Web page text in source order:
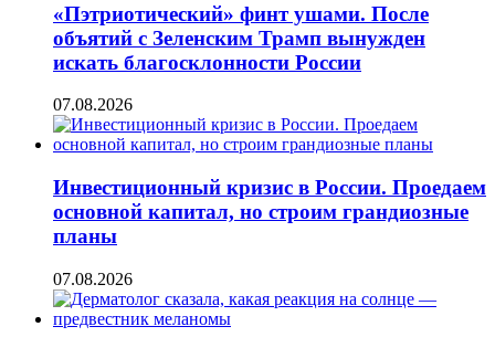
«Пэтриотический» финт ушами. После
объятий с Зеленским Трамп вынужден
искать благосклонности России
07.08.2026
Инвестиционный кризис в России. Проедаем
основной капитал, но строим грандиозные
планы
07.08.2026